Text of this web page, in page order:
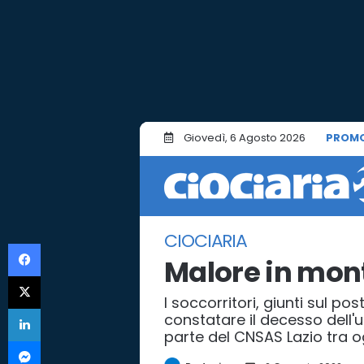
Giovedì, 6 Agosto 2026
CIOCIARIA
Malore in
I soccorritori, giunti sul
constatare il decesso
parte del CNSAS Lazio tra